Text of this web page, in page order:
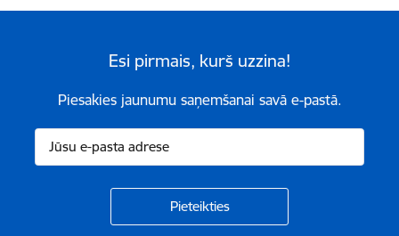
Esi pirmais, kurš uzzina!
Piesakies jaunumu saņemšanai savā e-pastā.